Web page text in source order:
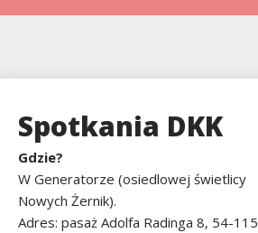
Spotkania DKK
Gdzie?
W Generatorze (osiedlowej świetlicy
Nowych Żernik).
Adres: pasaż Adolfa Radinga 8, 54-115